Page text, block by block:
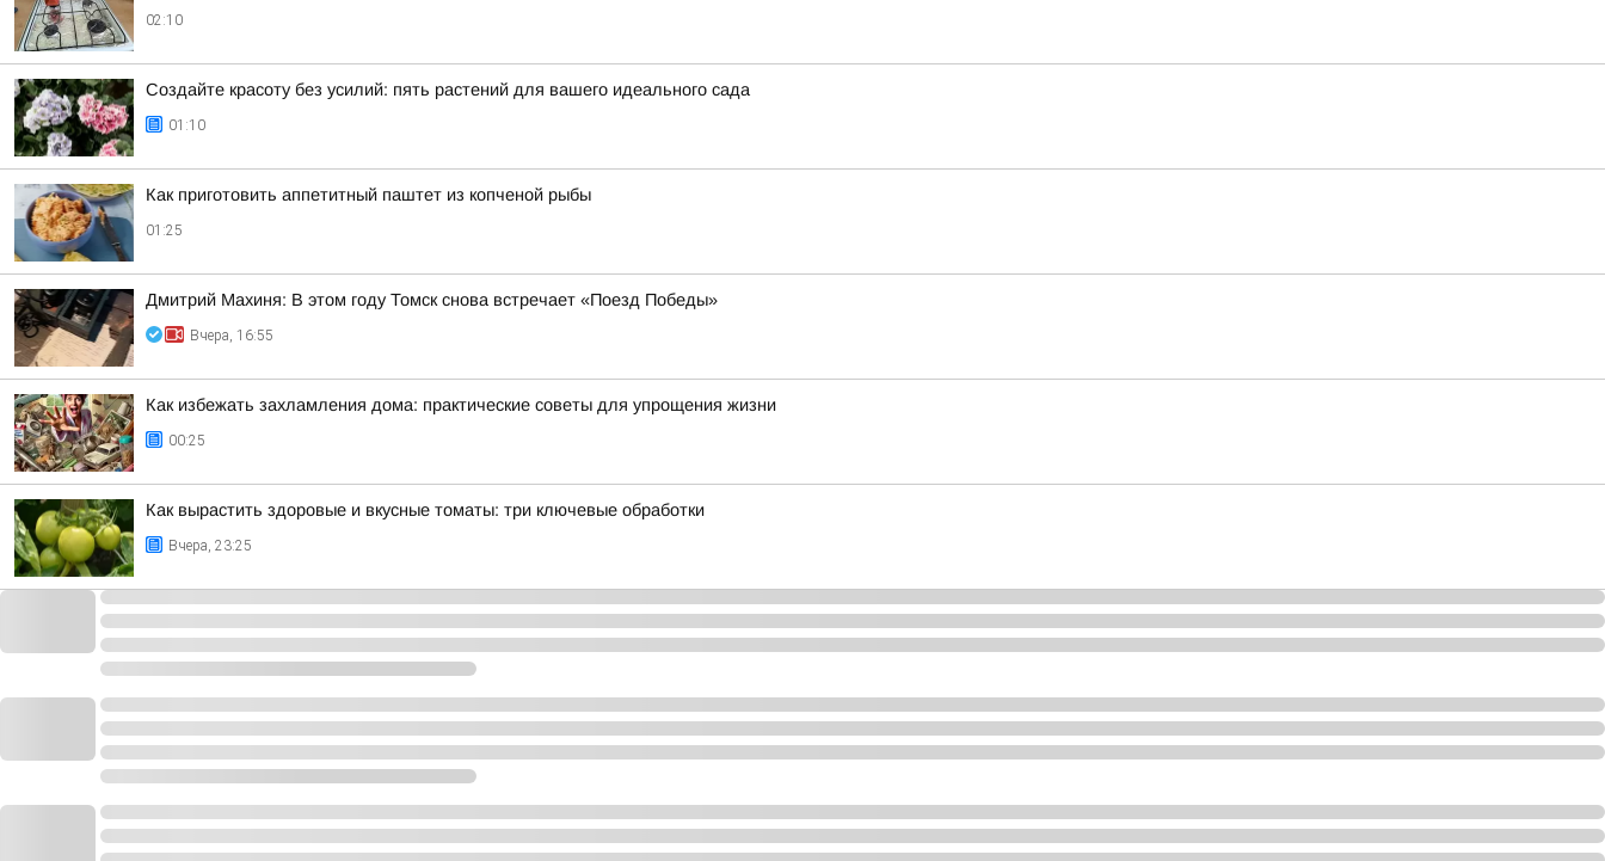
02:10
Создайте красоту без усилий: пять растений для вашего идеального сада
01:10
Как приготовить аппетитный паштет из копченой рыбы
01:25
Дмитрий Махиня: В этом году Томск снова встречает «Поезд Победы»
Вчера, 16:55
Как избежать захламления дома: практические советы для упрощения жизни
00:25
Как вырастить здоровые и вкусные томаты: три ключевые обработки
Вчера, 23:25